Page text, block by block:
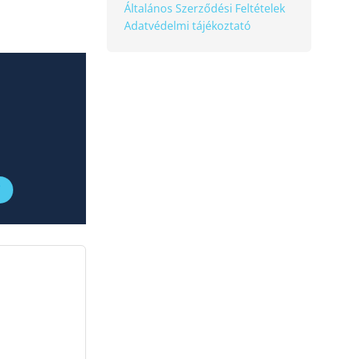
Általános Szerződési Feltételek
Adatvédelmi tájékoztató